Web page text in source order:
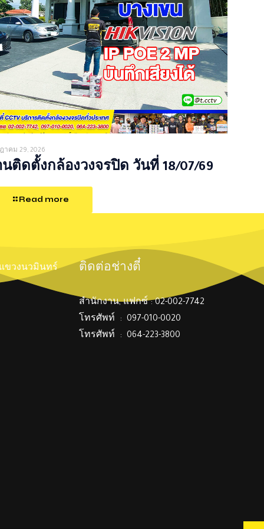
าคม 29, 2026
นติดตั้งกล้องวงจรปิด วันที่ 18/07/69
Read more
แขวงนวมินทร์ ติดต่อช่างตี๋
สำนักงาน, แฟกซ์ : 02-002-7742
โทรศัพท์ : 097-010-0020
โทรศัพท์ : 064-223-3800